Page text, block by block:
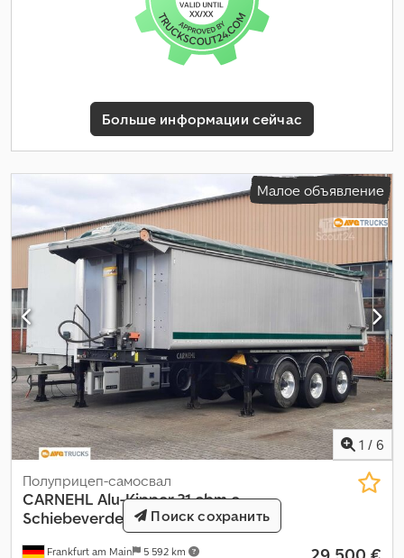
Больше информации сейчас
Малое объявление
1 / 6
Frankfurt am Main 5 592 km
Полуприцеп-самосвал
CARNEHL Alu-Kipper 31 cbm e-
Schiebeverdeck Lift AluПоиск сохранить